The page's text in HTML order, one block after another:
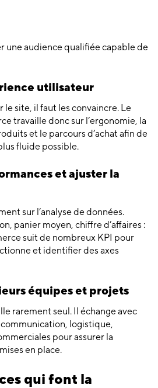
une audience qualifiée capable de
utilisateur
le site, il faut les convaincre. Le
travaille donc sur l’ergonomie, la
et le parcours d’achat afin de
fluide possible.
et ajuster la
sur l’analyse de données.
panier moyen, chiffre d’affaires :
suit de nombreux KPI pour
et identifier des axes
équipes et projets
rarement seul. Il échange avec
logistique,
pour assurer la
en place.
qui font la